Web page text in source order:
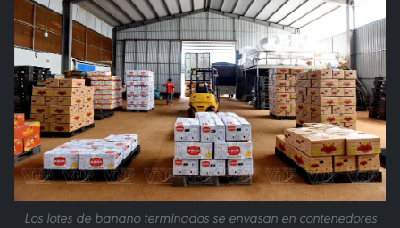
Los lotes de banano terminados se envasan en contenedores